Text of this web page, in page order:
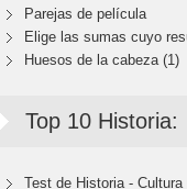
Parejas de película
Elige las sumas cuyo
Huesos de la cabeza (1)
Top 10 Historia:
Test de Historia - Cultura